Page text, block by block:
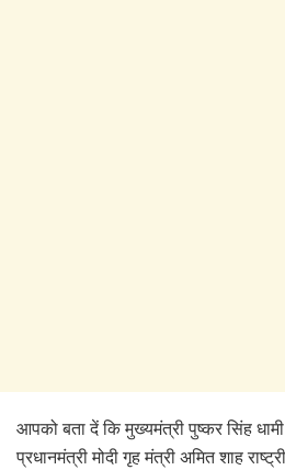
आपको बता दें कि मुख्यमंत्री पुष्कर सिंह
प्रधानमंत्री मोदी गृह मंत्री अमित शाह